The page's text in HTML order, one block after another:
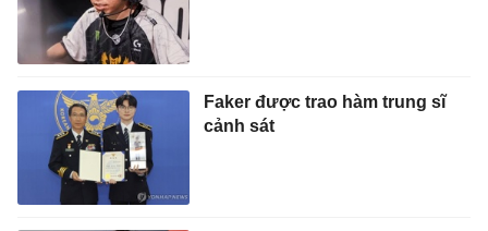
Faker được trao hàm trung sĩ
cảnh sát